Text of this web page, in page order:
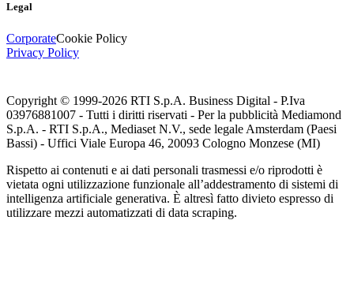
Legal
CorporateCookie Policy
Privacy Policy
Copyright © 1999-2026 RTI S.p.A. Business Digital - P.Iva
03976881007 - Tutti i diritti riservati - Per la pubblicità Mediamond
S.p.A. - RTI S.p.A., Mediaset N.V., sede legale Amsterdam (Paesi
Bassi) - Uffici Viale Europa 46, 20093 Cologno Monzese (MI)
Rispetto ai contenuti e ai dati personali trasmessi e/o riprodotti è
vietata ogni utilizzazione funzionale all’addestramento di sistemi di
intelligenza artificiale generativa. È altresì fatto divieto espresso di
utilizzare mezzi automatizzati di data scraping.